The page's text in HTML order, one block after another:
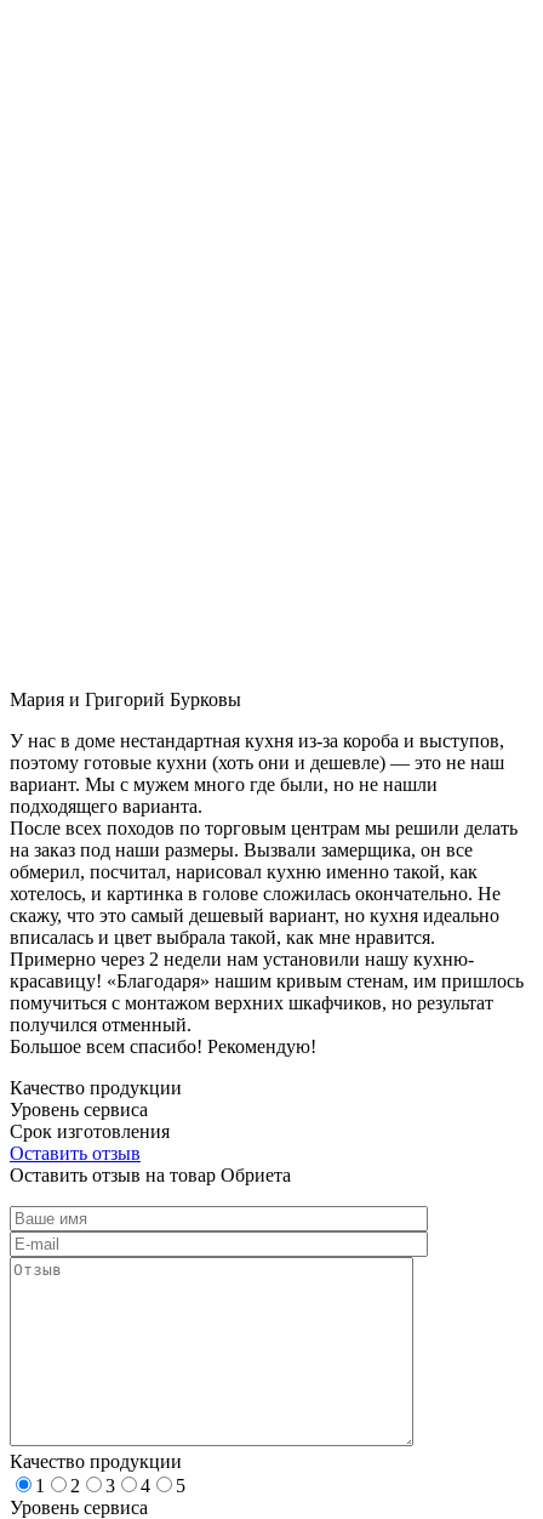
Мария и Григорий Бурковы
У нас в доме нестандартная кухня из-за короба и выступов,
поэтому готовые кухни (хоть они и дешевле) — это не наш
вариант. Мы с мужем много где были, но не нашли
подходящего варианта.
После всех походов по торговым центрам мы решили делать
на заказ под наши размеры. Вызвали замерщика, он все
обмерил, посчитал, нарисовал кухню именно такой, как
хотелось, и картинка в голове сложилась окончательно. Не
скажу, что это самый дешевый вариант, но кухня идеально
вписалась и цвет выбрала такой, как мне нравится.
Примерно через 2 недели нам установили нашу кухню-
красавицу! «Благодаря» нашим кривым стенам, им пришлось
помучиться с монтажом верхних шкафчиков, но результат
получился отменный.
Большое всем спасибо! Рекомендую!
Качество продукции
Уровень сервиса
Срок изготовления
Оставить отзыв
Оставить отзыв на товар Обриета
Качество продукции
1
2 3 4
5
Уровень сервиса